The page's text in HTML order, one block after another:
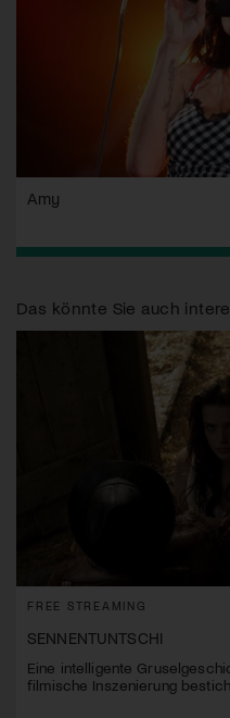
Amy
Das könnte Sie auch
FREE STREAMING
SENNENTUNTSCHI
Eine intelligente
filmische Inszenierung